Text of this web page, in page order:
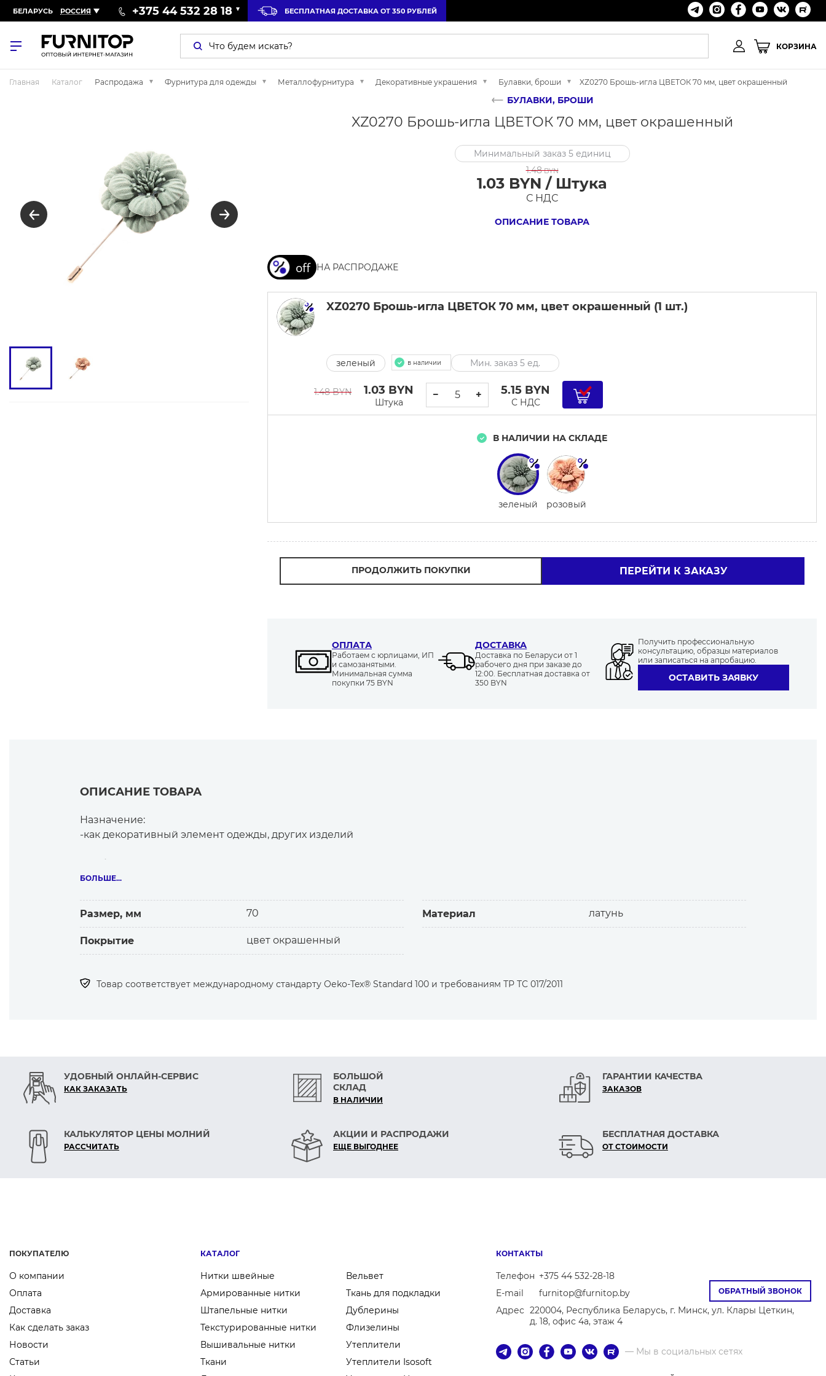
БЕЛАРУСЬ РОССИЯ +375 44 532 28 18 БЕСПЛАТНАЯ ДОСТАВКА ОТ 350 РУБЛЕЙ
КОРЗИНА
Главная Каталог Распродажа Фурнитура для одежды Металлофурнитура Декоративные украшения Булавки, броши XZ0270 Брошь-игла ЦВЕТОК 70 мм, цвет окрашенный
БУЛАВКИ, БРОШИ
XZ0270 Брошь-игла ЦВЕТОК 70 мм, цвет окрашенный
Минимальный заказ 5 единиц
1.48BYN
1.03 BYN / Штука
С НДС
ОПИСАНИЕ ТОВАРА
НА РАСПРОДАЖЕ
XZ0270 Брошь-игла ЦВЕТОК 70 мм, цвет окрашенный (1 шт.)
зеленый в наличии Мин. заказ 5 ед.
1.48 BYN 1.03 BYN
Штука
− + 5.15 BYN
С НДС
В НАЛИЧИИ НА СКЛАДЕ
зеленый розовый
ПРОДОЛЖИТЬ ПОКУПКИ ПЕРЕЙТИ К ЗАКАЗУ
ОПЛАТА
Работаем с юрлицами, ИП
и самозанятыми.
Минимальная сумма
покупки 75 BYN
ДОСТАВКА
Доставка по Беларуси от 1
рабочего дня при заказе до
12:00. Бесплатная доставка от
350 BYN
Получить профессиональную
консультацию, образцы материалов
или записаться на апробацию.
ОСТАВИТЬ ЗАЯВКУ
ОПИСАНИЕ ТОВАРА
Назначение:
-как декоративный элемент одежды, других изделий
-высокое качество металла, покрытия и изготовления
БОЛЬШЕ...
Размер, мм 70 Материал латунь
Покрытие цвет окрашенный
Товар соответствует международному стандарту Оеko-Tex® Standard 100 и требованиям ТР ТС 017/2011
УДОБНЫЙ ОНЛАЙН-СЕРВИС
КАК ЗАКАЗАТЬ
БОЛЬШОЙ
СКЛАД
В НАЛИЧИИ
ГАРАНТИИ КАЧЕСТВА
ЗАКАЗОВ
КАЛЬКУЛЯТОР ЦЕНЫ МОЛНИЙ
РАСCЧИТАТЬ
АКЦИИ И РАСПРОДАЖИ
ЕЩЕ ВЫГОДНЕЕ
БЕСПЛАТНАЯ ДОСТАВКА
ОТ СТОИМОСТИ
ПОКУПАТЕЛЮ
О компании
Оплата
Доставка
Как сделать заказ
Новости
Статьи
КАТАЛОГ
Нитки швейные
Армированные нитки
Штапельные нитки
Текстурированные нитки
Вышивальные нитки
Ткани
Вельвет
Ткань для подкладки
Дублерины
Флизелины
Утеплители
Утеплители Isosoft
ОБРАТНЫЙ ЗВОНОК
КОНТАКТЫ
Телефон +375 44 532-28-18
E-mail
furnitop@furnitop.by
Адрес 220004, Республика Беларусь, г. Минск, ул. Клары Цеткин,
д. 18, офис 4а, этаж 4
— Мы в социальных сетях